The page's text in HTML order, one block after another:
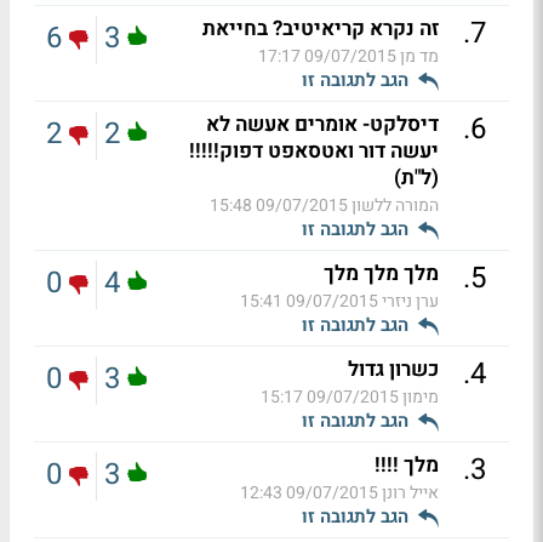
7
. זה נקרא קריאיטיב? בחייאת
מד מן09/07/2015 17:17
הגב לתגובה זו
3
6
6
.
דיסלקט- אומרים אעשה לא
יעשה דור ואטסאפט דפוק!!!!!
(ל"ת)
המורה ללשון09/07/2015 15:48
הגב לתגובה זו
2
2
5
. מלך מלך מלך
ערן ניזרי09/07/2015 15:41
הגב לתגובה זו
4
0
4
. כשרון גדול
מימון09/07/2015 15:17
הגב לתגובה זו
3
0
3
. מלך !!!!
אייל רונן09/07/2015 12:43
הגב לתגובה זו
3
0